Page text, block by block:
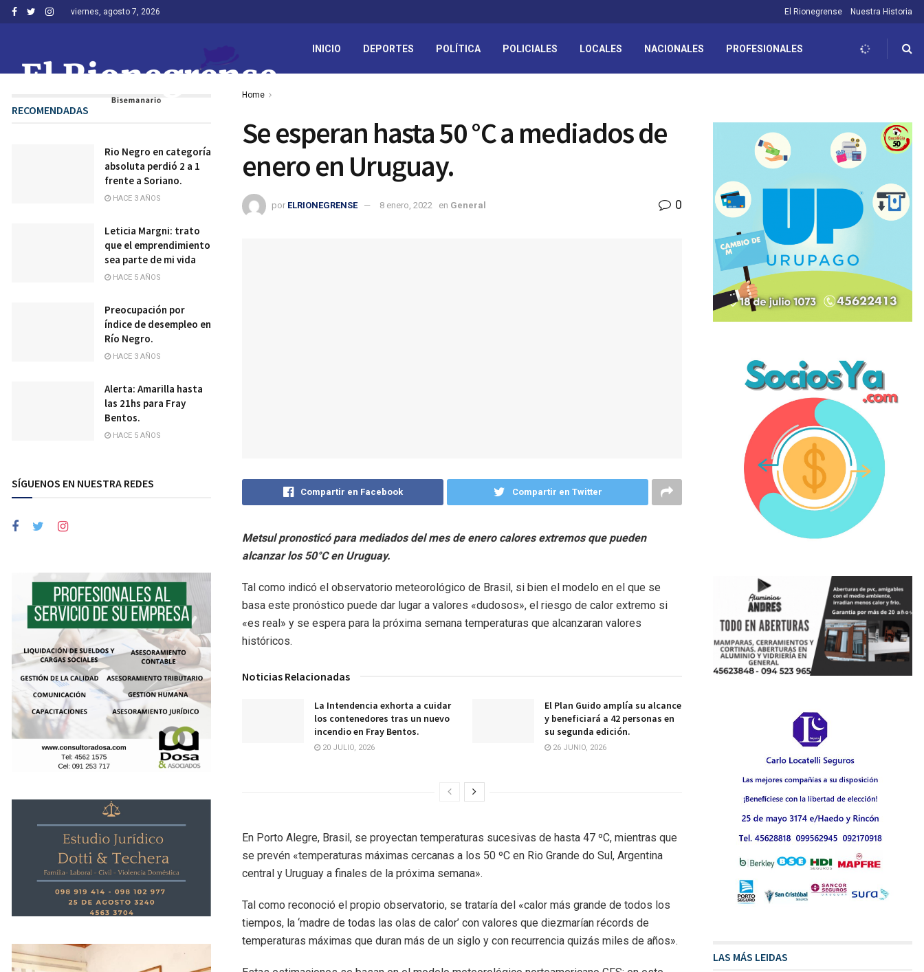
viernes, agosto 7, 2026 El Rionegrense Nuestra Historia
INICIO DEPORTES POLÍTICA POLICIALES LOCALES NACIONALES PROFESIONALES
Home
Se esperan hasta 50 °C a mediados de
enero en Uruguay.
por ELRIONEGRENSE 8 enero, 2022 en General 0
Compartir en Facebook Compartir en Twitter
Metsul pronosticó para mediados del mes de enero calores extremos que pueden
alcanzar los 50°C en Uruguay.
Tal como indicó el observatorio meteorológico de Brasil, si bien el modelo en el que se
basa este pronóstico puede dar lugar a valores «dudosos», el riesgo de calor extremo si
«es real» y se espera para la próxima semana temperaturas que alcanzaran valores
históricos.
Noticias Relacionadas
La Intendencia exhorta a cuidar
los contenedores tras un nuevo
incendio en Fray Bentos.
20 JULIO, 2026
El Plan Guido amplía su alcance
y beneficiará a 42 personas en
su segunda edición.
26 JUNIO, 2026
En Porto Alegre, Brasil, se proyectan temperaturas sucesivas de hasta 47 ºC, mientras que
se prevén «temperaturas máximas cercanas a los 50 ºC en Rio Grande do Sul, Argentina
central y Uruguay a finales de la próxima semana».
Tal como reconoció el propio observatorio, se trataría del «calor más grande de todos los
tiempos, la ‘madre de todas las olas de calor’ con valores que diezmarían récords de
temperaturas máximas que duran más de un siglo y con recurrencia quizás miles de años».
RECOMENDADAS
Rio Negro en categoría
absoluta perdió 2 a 1
frente a Soriano.
HACE 3 AÑOS
Leticia Margni: trato
que el emprendimiento
sea parte de mi vida
HACE 5 AÑOS
Preocupación por
índice de desempleo en
Río Negro.
HACE 3 AÑOS
Alerta: Amarilla hasta
las 21hs para Fray
Bentos.
HACE 5 AÑOS
SÍGUENOS EN NUESTRA REDES
LAS MÁS LEIDAS